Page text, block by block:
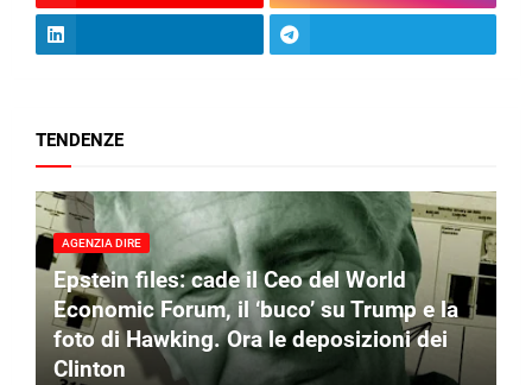
TENDENZE
AGENZIA DIRE
Epstein files: cade il Ceo del World
Economic Forum, il ‘buco’ su Trump e la
foto di Hawking. Ora le deposizioni dei
Clinton